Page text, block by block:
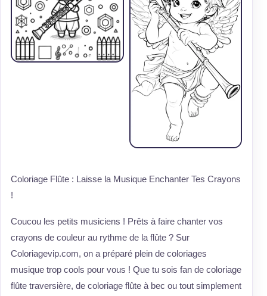
Coloriage Flûte : Laisse la Musique Enchanter Tes Crayons
!
Coucou les petits musiciens ! Prêts à faire chanter vos
crayons de couleur au rythme de la flûte ? Sur
Coloriagevip.com, on a préparé plein de coloriages
musique trop cools pour vous ! Que tu sois fan de coloriage
flûte traversière, de coloriage flûte à bec ou tout simplement